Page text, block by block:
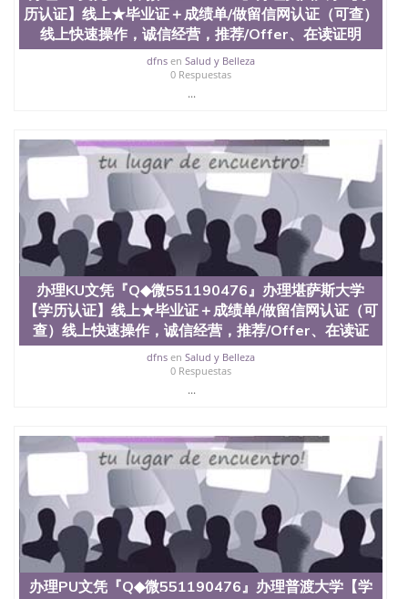
机会。许多硅谷公司甚至在学生大三和大四的学期提
供许多相应科系的实习机会。无论是加州大学系统
(UC)，还是加州州立大学系统(CSU), 圣何塞州立大学
都占据着加州所有大学中的地理位置。 圣何塞州立大
学座落于硅谷(Silicon Valley), 于附近的旧金山-圣何塞
地区为全美的重要科技中心。约有学生三万人，超过
子工程学，工商管理学，艺术设计，和航空学等，深
受性肯定及好评；而各种大学部和研究所的商学课程
也吸引了众多不同国家的专业人士前来研究与学习。
二、办理流程： 1、收集客户办理信息； 2、客户付
定金下单； 3、公司确认到账转制作点做电子图；
4、电子图做好发给客户确认； 5、电子图确认好转成
品部做成品； 6、成品做好拍照或者视频确认再付余
款； 7、快递给客户（国内顺丰，国外DHL）。 三、
真实网上可查的证明材料 1、教育部学历学位认证，
留服真实存档可查，存档。 2、留学回国人员证明
（使馆认证），使馆网站真实存档可查。 3、留信网
真实可查认证办理，存档可查，终身受用。 四、办理
流程农业科学院、艺术与建筑学院、商学院、交流学
院、地球及物质科学院、教育学院、工程学院、健康
与人类发展学院、信息工程与科学学院、人文学院、
约大学为学生们提供本科、硕士及博士学位。学校的
专业课程包括：会计学、MBA、财务、教育、建筑工
程、经济、医学、护理、文学、音乐、生物学、统计
学、美术、电子工程、天文学、农业、环境污染控
制、历史、电气工程、生物工程、建筑设计、工商管
理、材料科学、机械工程、航天工程、土木工程、数
学、化学、英语、社会科学、心理学、戏剧、市场营
销、机械工程、计算机科学、物理学、人工智能、商
科、金融专业 1、客户提供相关材料，确定客户办理
历认证】线上★毕业证＋成绩单/做留信网认证（可查）
线上快速操作，诚信经营，推荐/Offer、在读证明
dfnsen Salud y Belleza
0 Respuestas
...
办理KU文凭『Q◆微551190476』办理堪萨斯大学
【学历认证】线上★毕业证＋成绩单/做留信网认证（可
查）线上快速操作，诚信经营，推荐/Offer、在读证
dfnsen Salud y Belleza
0 Respuestas
...
办理PU文凭『Q◆微551190476』办理普渡大学【学